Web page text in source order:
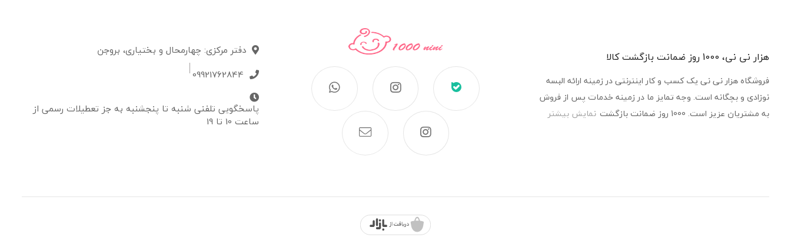
هزار نی نی، 1000 روز ضمانت بازگشت کالا
فروشگاه هزار نی نی یک کسب و کار اینترنتی در زمینه ارائه البسه
نوزادی و بچگانه است. وجه تمایز ما در زمینه خدمات پس از فروش
به مشتریان عزیز است. 1000 روز ضمانت بازگشت
نمایش بیشتر
دفتر مرکزی: چهارمحال و بختیاری، بروجن
09921762844
پاسخگویی تلفنی شنبه تا پنجشنبه به جز تعطیلات رسمی از
ساعت 10 تا 19